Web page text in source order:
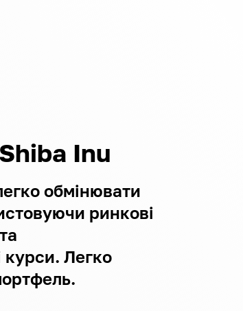
Inu
обмінювати
ринкові
Легко